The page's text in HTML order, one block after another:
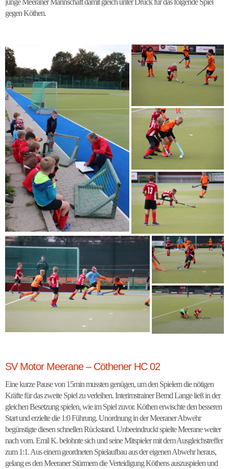
junge Meeraner Mannschaft damit gleich unter Druck für das folgende Spiel
gegen Köthen.
SV Motor Meerane – Cöthener HC 02
Eine kurze Pause von 15min mussten genügen, um den Spielern die nötigen
Kräfte für das zweite Spiel zu verleihen. Interimstrainer Bernd Lange ließ in der
gleichen Besetzung spielen, wie im Spiel zuvor. Köthen erwischte den besseren
Start und erzielte die 1:0 Führung. Unordnung in der Meeraner Abwehr
begünstigte diesen schnellen Rückstand. Unbeeindruckt spielte Meerane weiter
nach vorn. Emil K. belohnte sich und seine Mitspieler mit dem Ausgleichstreffer
zum 1:1. Aus einem geordneten Spielaufbau aus der eigenen Abwehr heraus,
gelang es den Meeraner Stürmern die Verteidigung Köthens auszuspielen und